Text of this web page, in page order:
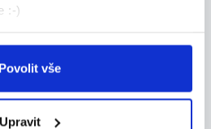
:-)
Povolit vše
Upravit
70 000 KČ |